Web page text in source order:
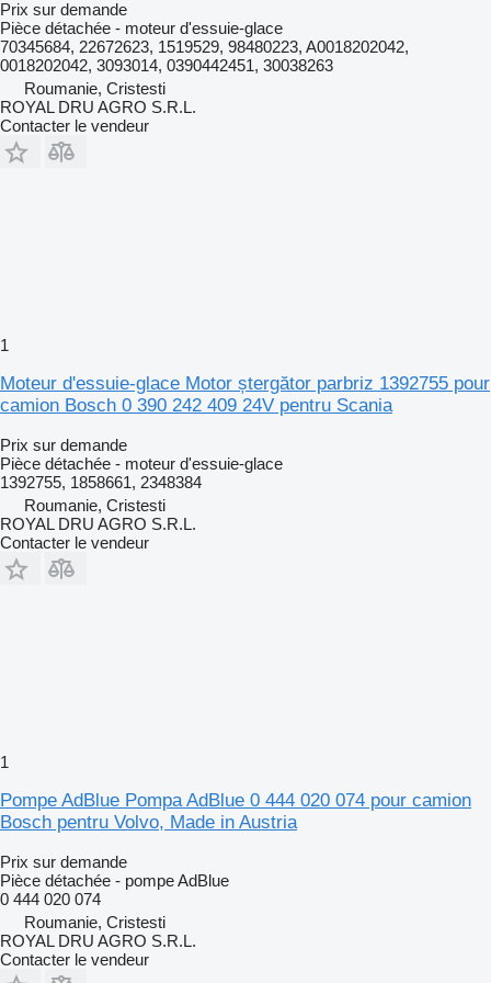
Prix sur demande
Pièce détachée - moteur d'essuie-glace
70345684, 22672623, 1519529, 98480223, A0018202042,
0018202042, 3093014, 0390442451, 30038263
Roumanie, Cristesti
ROYAL DRU AGRO S.R.L.
Contacter le vendeur
1
Moteur d'essuie-glace Motor ștergător parbriz 1392755 pour
camion Bosch 0 390 242 409 24V pentru Scania
Prix sur demande
Pièce détachée - moteur d'essuie-glace
1392755, 1858661, 2348384
Roumanie, Cristesti
ROYAL DRU AGRO S.R.L.
Contacter le vendeur
1
Pompe AdBlue Pompa AdBlue 0 444 020 074 pour camion
Bosch pentru Volvo, Made in Austria
Prix sur demande
Pièce détachée - pompe AdBlue
0 444 020 074
Roumanie, Cristesti
ROYAL DRU AGRO S.R.L.
Contacter le vendeur